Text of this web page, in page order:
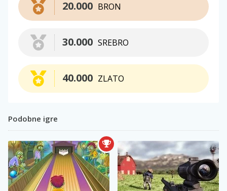
BRON
20.000
SREBRO
30.000
ZLATO
40.000
Podobne igre